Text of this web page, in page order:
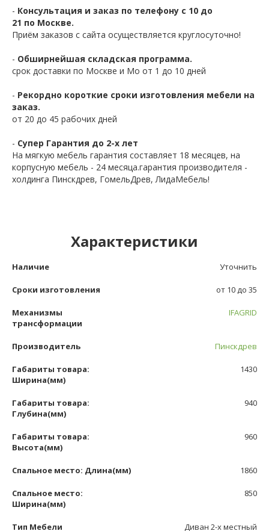
- Консультация и заказ по телефону с 10 до
21 по Москве.
Приём заказов с сайта осуществляется круглосуточно!
- Обширнейшая складская программа.
срок доставки по Москве и Мо от 1 до 10 дней
- Рекордно короткие сроки изготовления мебели на
заказ.
от 20 до 45 рабочих дней
- Супер Гарантия до 2-х лет
На мягкую мебель гарантия составляет 18 месяцев, на
корпусную мебель - 24 месяца.гарантия производителя -
холдинга Пинскдрев, ГомельДрев, ЛидаМебель!
Характеристики
Наличие Уточнить
Сроки изготовления от 10 до 35
Механизмы
трансформации
IFAGRID
Производитель Пинскдрев
Габариты товара:
Ширина(мм)
1430
Габариты товара:
Глубина(мм)
940
Габариты товара:
Высота(мм)
960
Спальное место: Длина(мм) 1860
Спальное место:
Ширина(мм)
850
Тип Мебели Диван 2-х местный